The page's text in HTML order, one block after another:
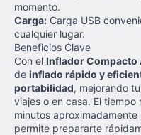
momento.
Carga: Carga USB
cualquier lugar.
Beneficios Clave
Con el Inflador Compacto
de inflado rápido y
portabilidad, mejorando
viajes o en casa. El
minutos
permite prepararte